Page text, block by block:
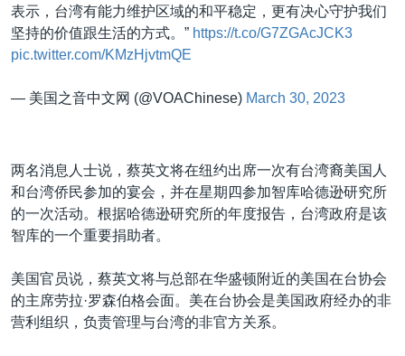
表示，台湾有能力维护区域的和平稳定，更有决心守护我们
坚持的价值跟生活的方式。” https://t.co/G7ZGAcJCK3
pic.twitter.com/KMzHjvtmQE
— 美国之音中文网 (@VOAChinese) March 30, 2023
两名消息人士说，蔡英文将在纽约出席一次有台湾裔美国人
和台湾侨民参加的宴会，并在星期四参加智库哈德逊研究所
的一次活动。根据哈德逊研究所的年度报告，台湾政府是该
智库的一个重要捐助者。
美国官员说，蔡英文将与总部在华盛顿附近的美国在台协会
的主席劳拉·罗森伯格会面。美在台协会是美国政府经办的非
营利组织，负责管理与台湾的非官方关系。